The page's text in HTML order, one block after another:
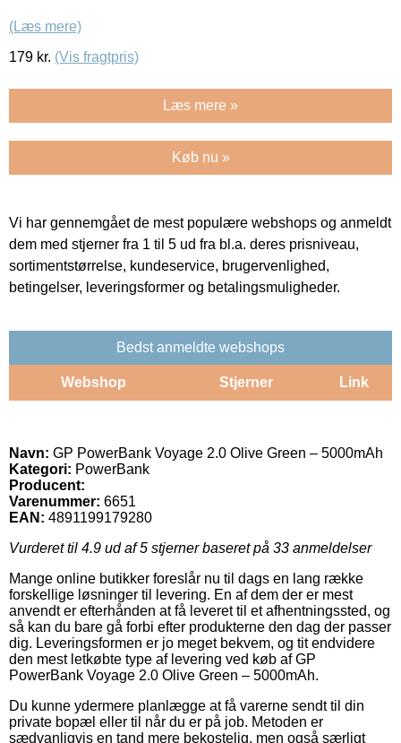
(Læs mere)
179 kr. (Vis fragtpris)
Læs mere »
Køb nu »
Vi har gennemgået de mest populære webshops og anmeldt
dem med stjerner fra 1 til 5 ud fra bl.a. deres prisniveau,
sortimentstørrelse, kundeservice, brugervenlighed,
betingelser, leveringsformer og betalingsmuligheder.
Bedst anmeldte webshops
Webshop Stjerner Link
Navn: GP PowerBank Voyage 2.0 Olive Green – 5000mAh
Kategori: PowerBank
Producent:
Varenummer: 6651
EAN: 4891199179280
Vurderet til 4.9 ud af 5 stjerner baseret på 33 anmeldelser
Mange online butikker foreslår nu til dags en lang række
forskellige løsninger til levering. En af dem der er mest
anvendt er efterhånden at få leveret til et afhentningssted, og
så kan du bare gå forbi efter produkterne den dag der passer
dig. Leveringsformen er jo meget bekvem, og tit endvidere
den mest letkøbte type af levering ved køb af GP
PowerBank Voyage 2.0 Olive Green – 5000mAh.
Du kunne ydermere planlægge at få varerne sendt til din
private bopæl eller til når du er på job. Metoden er
sædvanligvis en tand mere bekostelig, men også særligt